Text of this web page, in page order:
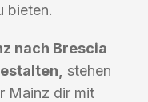
bieten.
nach Brescia
stehen
Mainz dir mit